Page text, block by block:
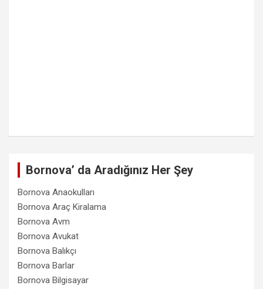
Bornova’ da Aradığınız Her Şey
Bornova Anaokulları
Bornova Araç Kiralama
Bornova Avm
Bornova Avukat
Bornova Balıkçı
Bornova Barlar
Bornova Bilgisayar